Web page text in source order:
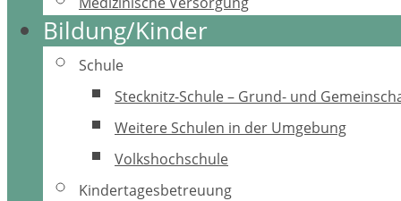
Bildung/Kinder
Schule
Stecknitz-Schule – Grund- und
Weitere Schulen in der Umgebung
Volkshochschule
Kindertagesbetreuung